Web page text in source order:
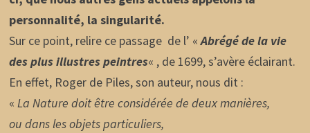
personnalité, la singularité.
Sur ce point, relire ce passage de l’ «Abrégé de la vie
des plus illustres peintres« , de 1699, s’avère éclairant.
En effet, Roger de Piles, son auteur, nous dit :
« La Nature doit être considérée de deux manières,
ou dans les objets particuliers,